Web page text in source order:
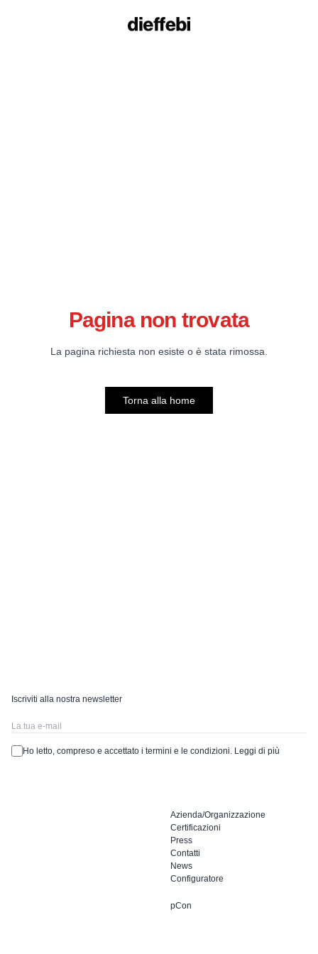
Pagina non trovata
La pagina richiesta non esiste o è stata rimossa.
Torna alla home
Azienda/Organizzazione
Certificazioni
Press
Contatti
News
Configuratore
pCon
Iscriviti alla nostra newsletter
Ho letto, compreso e accettato i termini e le condizioni. Leggi di più